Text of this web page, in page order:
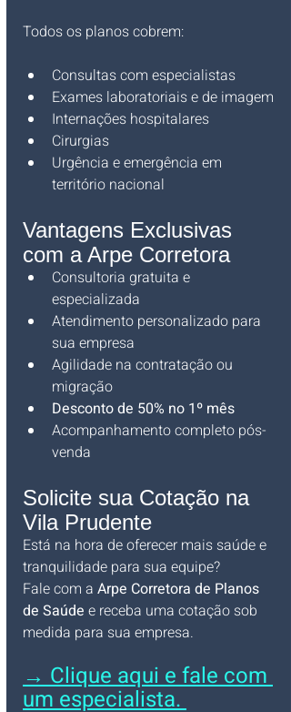
Todos os planos cobrem:
Consultas com especialistas
Exames laboratoriais e de imagem
Internações hospitalares
Cirurgias
Urgência e emergência em
território nacional
Vantagens Exclusivas
com a Arpe Corretora
Consultoria gratuita e
especializada
Atendimento personalizado para
sua empresa
Agilidade na contratação ou
migração
Desconto de 50% no 1º mês
Acompanhamento completo pós-
venda
Solicite sua Cotação na
Vila Prudente
Está na hora de oferecer mais saúde e
tranquilidade para sua equipe?
Fale com a Arpe Corretora de Planos
de Saúde e receba uma cotação sob
medida para sua empresa.
→ Clique aqui e fale com
um especialista.